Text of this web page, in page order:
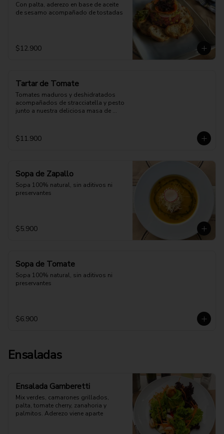
Con palta, aderezo en base de aceite
de sesamo acompañado de tostadas
$12.900
Tartar de Tomate
Tomates maduros y deshidratados
acompañados de stracciatella y pesto
junto a nuestra deliciosa masa de
$11.900
Sopa de Zapallo
Sopa 100% natural, sin aditivos ni
preservantes
$5.900
Sopa de Tomate
Sopa 100% natural, sin aditivos ni
preservantes
$6.900
Ensaladas
Ensalada Gamberetti
Mix verdes, camarones grillados,
palta, tomate cherry, zanahoria y
palmitos. Aderezo viene aparte